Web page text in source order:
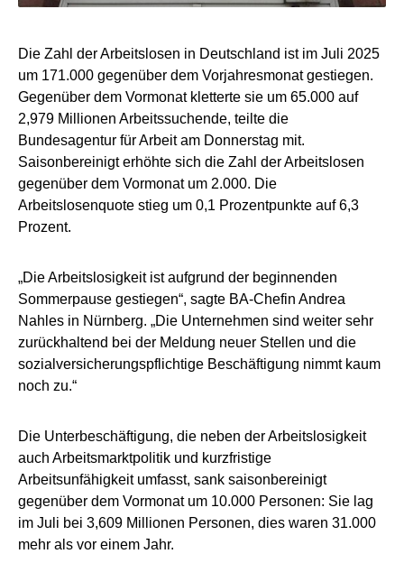
Die Zahl der Arbeitslosen in Deutschland ist im Juli 2025
um 171.000 gegenüber dem Vorjahresmonat gestiegen.
Gegenüber dem Vormonat kletterte sie um 65.000 auf
2,979 Millionen Arbeitssuchende, teilte die
Bundesagentur für Arbeit am Donnerstag mit.
Saisonbereinigt erhöhte sich die Zahl der Arbeitslosen
gegenüber dem Vormonat um 2.000. Die
Arbeitslosenquote stieg um 0,1 Prozentpunkte auf 6,3
Prozent.
„Die Arbeitslosigkeit ist aufgrund der beginnenden
Sommerpause gestiegen“, sagte BA-Chefin Andrea
Nahles in Nürnberg. „Die Unternehmen sind weiter sehr
zurückhaltend bei der Meldung neuer Stellen und die
sozialversicherungspflichtige Beschäftigung nimmt kaum
noch zu.“
Die Unterbeschäftigung, die neben der Arbeitslosigkeit
auch Arbeitsmarktpolitik und kurzfristige
Arbeitsunfähigkeit umfasst, sank saisonbereinigt
gegenüber dem Vormonat um 10.000 Personen: Sie lag
im Juli bei 3,609 Millionen Personen, dies waren 31.000
mehr als vor einem Jahr.